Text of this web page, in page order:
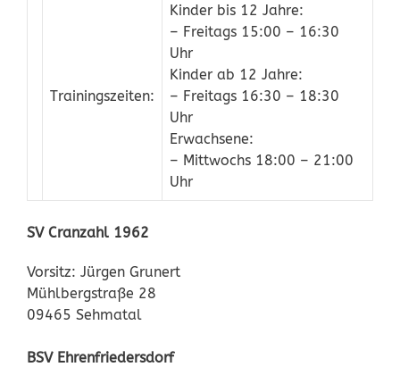
Trainingszeiten:
Kinder bis 12 Jahre:
– Freitags 15:00 – 16:30
Uhr
Kinder ab 12 Jahre:
– Freitags 16:30 – 18:30
Uhr
Erwachsene:
– Mittwochs 18:00 – 21:00
Uhr
SV Cranzahl 1962
Vorsitz: Jürgen Grunert
Mühlbergstraße 28
09465 Sehmatal
BSV Ehrenfriedersdorf